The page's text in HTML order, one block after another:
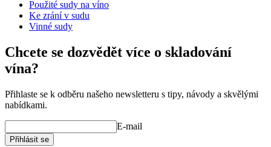
Hmotnost (kg)0.06
Výška (cm)3.1
Šířka (cm)2.2
Použité sudy na víno
Ke zrání v sudu
Vinné sudy
Chcete se dozvědět více o skladování
vína?
Přihlaste se k odběru našeho newsletteru s tipy, návody a skvělými
nabídkami.
E-mail
Přihlásit se